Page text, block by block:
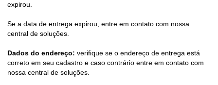
expirou.
Se a data de entrega expirou, entre em contato com nossa
central de soluções.
Dados do endereço: verifique se o endereço de entrega está
correto em seu cadastro e caso contrário entre em contato com
nossa central de soluções.